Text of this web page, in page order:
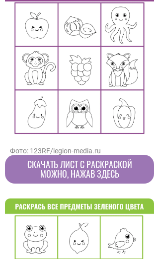
Фото: 123RF/legion-media.ru
СКАЧАТЬ ЛИСТ С РАСКРАСКОЙ
МОЖНО, НАЖАВ ЗДЕСЬ